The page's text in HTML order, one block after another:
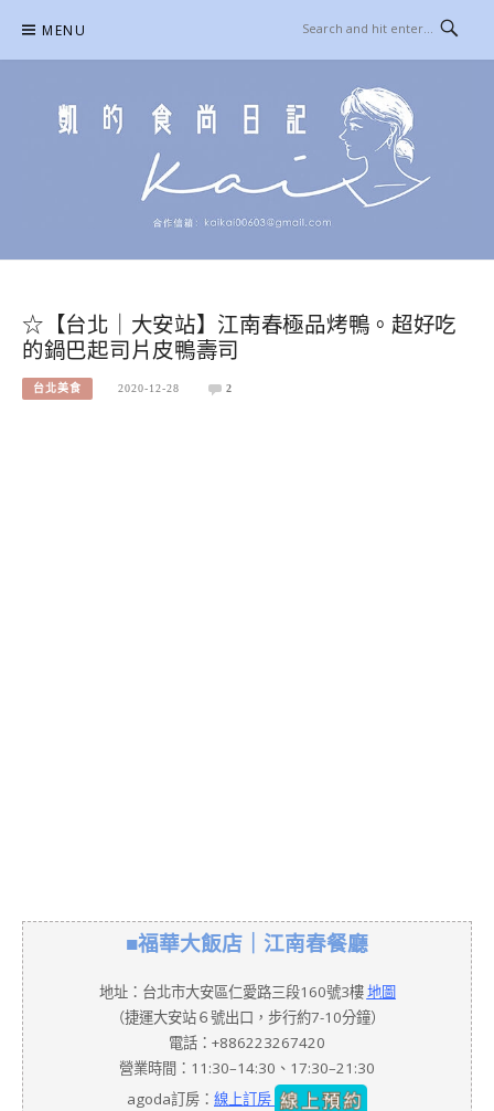
content
MENU
☆【台北｜大安站】江南春極品烤鴨。超好吃
的鍋巴起司片皮鴨壽司
台北美食 2020-12-28 2
■福華大飯店｜江南春餐廳
地址：台北市大安區仁愛路三段160號3樓地圖
（捷運大安站６號出口，步行約7-10分鐘）
電話：+886223267420
營業時間：11:30–14:30、17:30–21:30
agoda訂房： 線上訂房